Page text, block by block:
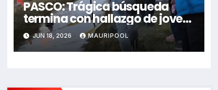
PASCO: Trágica búsqueda
termina con hallazgo de joven
sin vida en Rancas
JUN 18, 2026 MAURIPOOL